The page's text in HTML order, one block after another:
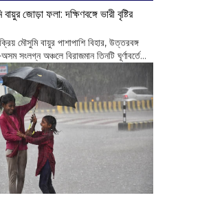
জোড়া ফলা: দক্ষিণবঙ্গে ভারী বৃষ্টির
মৌসুমি বায়ুর পাশাপাশি বিহার, উত্তরবঙ্গ
সংলগ্ন অঞ্চলে বিরাজমান তিনটি ঘূর্ণাবর্তে...